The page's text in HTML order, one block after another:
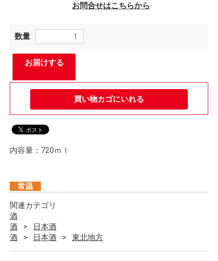
お問合せはこちらから
数量
お届けする
買い物カゴにいれる
内容量：720ｍｌ
常温
関連カテゴリ
酒
酒
日本酒
酒
日本酒 東北地方